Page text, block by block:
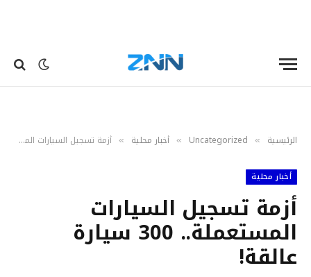
الرئيسية »
Uncategorized
» أخبار محلية » أزمة تسجيل السيارات المستعملة.. 300 سيارة عالقة!
أخبار محلية
أزمة تسجيل السيارات
المستعملة.. 300 سيارة
عالقة!